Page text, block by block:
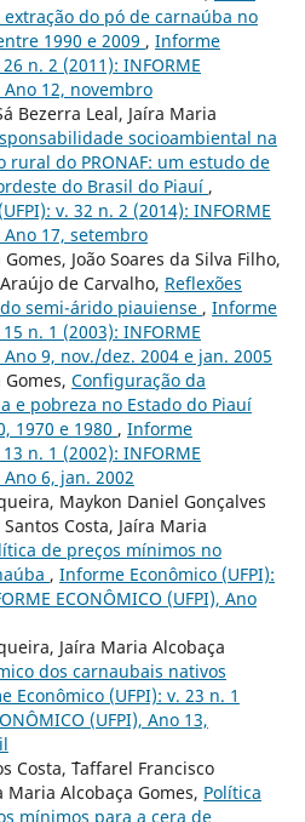
do pó de carnaúba no
1990 e 2009 , Informe
n. 2 (2011): INFORME
Ano 12, novembro
Bezerra Leal, Jaíra Maria
socioambiental na
rural do PRONAF: um estudo de
do Brasil do Piauí ,
v. 32 n. 2 (2014): INFORME
Ano 17, setembro
João Soares da Silva Filho,
de Carvalho, Reflexões
semi-árido piauiense , Informe
n. 1 (2003): INFORME
Ano 9, nov./dez. 2004 e jan. 2005
Configuração da
e pobreza no Estado do Piauí
1970 e 1980 , Informe
n. 1 (2002): INFORME
Ano 6, jan. 2002
Maykon Daniel Gonçalves
Costa, Jaíra Maria
de preços mínimos no
, Informe Econômico (UFPI):
ECONÔMICO (UFPI), Ano
Jaíra Maria Alcobaça
dos carnaubais nativos
Econômico (UFPI): v. 23 n. 1
(UFPI), Ano 13,
Costa, ´Taffarel Francisco
Maria Alcobaça Gomes, Política
mínimos para a cera de